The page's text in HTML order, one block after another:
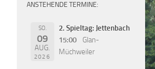
ANSTEHENDE TERMINE:
SO.
09
AUG.
2026
2. Spieltag: Jettenbach
15:00
Glan-
Müchweiler